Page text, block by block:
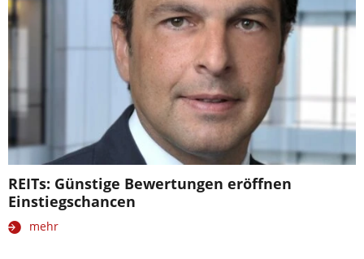
REITs: Günstige Bewertungen eröffnen
Einstiegschancen
mehr